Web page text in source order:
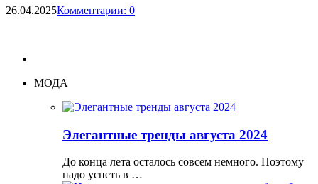
26.04.2025Комментарии: 0
МОДА
Элегантные тренды августа 2024
До конца лета осталось совсем немного. Поэтому
надо успеть в …